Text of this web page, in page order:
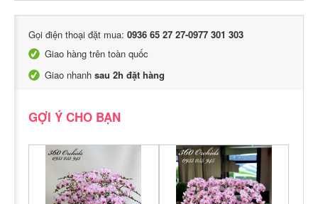
Gọi điện thoại đặt mua: 0936 65 27 27-0977 301 303
Giao hàng trên toàn quốc
Giao nhanh sau 2h đặt hàng
GỢI Ý CHO BẠN